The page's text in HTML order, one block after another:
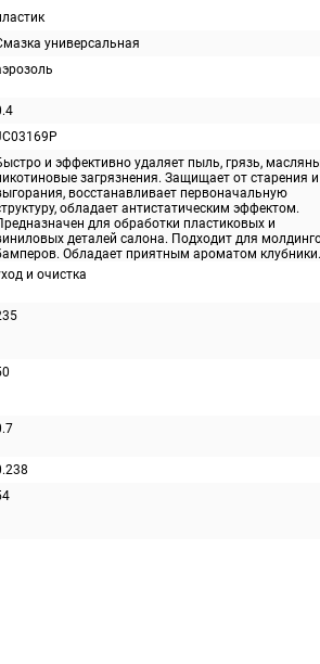
универсальная
и эффективно удаляет пыль, грязь,
загрязнения. Защищает от старения и
восстанавливает первоначальную
обладает антистатическим эффектом.
для обработки пластиковых и
деталей салона. Подходит для
Обладает приятным ароматом клубники.
и очистка